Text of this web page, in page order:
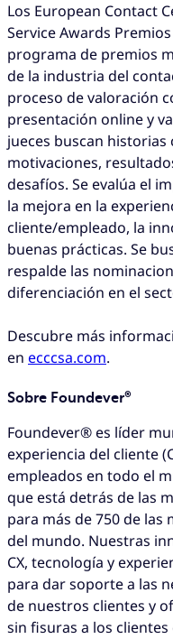
Los European Contact
Service Awards
programa de premios
de la industria del
proceso de valoración
presentación online y
jueces buscan
motivaciones,
desafíos. Se evalúa el
la mejora en la
cliente/empleado, la
buenas prácticas. Se
respalde las
diferenciación en el
Descubre más
en ecccsa.com.
Sobre Foundever®
Foundever® es líder
experiencia del cliente
empleados en todo el
que está detrás de las
para más de 750 de
del mundo. Nuestras
CX, tecnología y
para dar soporte a las
de nuestros clientes y
sin fisuras a los